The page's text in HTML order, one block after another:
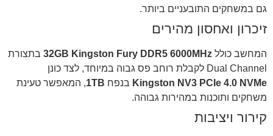
גם במשחקים התובעניים ביותר.
זיכרון ואחסון מהירים
המחשב כולל 32GB Kingston Fury DDR5 6000MHz בתצורת
Dual Channel לקבלת רוחב פס גבוה במיוחד, לצד כונן
Kingston NV3 PCIe 4.0 NVMe בנפח 1TB, המאפשר טעינת
משחקים ותוכנות במהירות גבוהה.
קירור ויציבות